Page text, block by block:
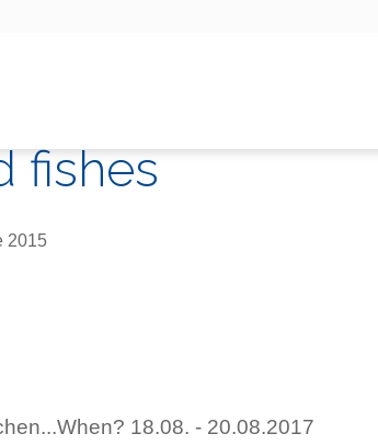
fishes
2015
18.08. - 20.08.2017